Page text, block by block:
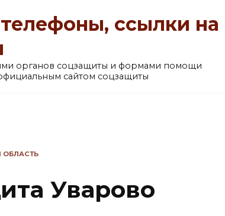
ссылки на
органов соцзащиты и формами помощи
сайтом соцзащиты
ОБЛАСТЬ
Уварово